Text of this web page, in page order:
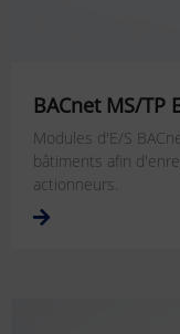
BACnet MS/TP
Modules d'E/S
bâtiments afin
actionneurs.